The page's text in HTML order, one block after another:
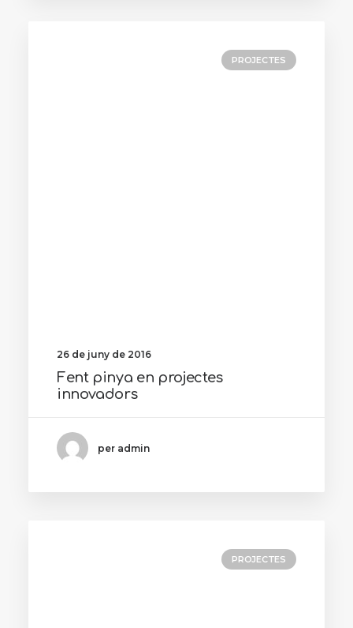
PROJECTES
26 de juny de 2016
Fent pinya en projectes
innovadors
per admin
PROJECTES